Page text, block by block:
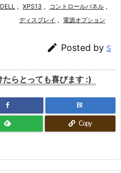
DELL , XPS13 , コントロールパネル ,
ディスプレイ , 電源オプション
 Posted by S
らとっても喜びます :)
B!
Copy